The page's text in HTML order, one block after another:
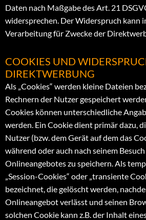
Daten nach Maßgabe des Art. 21
widersprechen. Der Widerspruch kann
Verarbeitung für Zwecke der
COOKIES UND
DIREKTWERBUNG
Als „Cookies“ werden kleine Dateien
Rechnern der Nutzer gespeichert
Cookies können unterschiedliche
werden. Ein Cookie dient primär dazu,
Nutzer (bzw. dem Gerät auf dem das
während oder auch nach seinem
Onlineangebotes zu speichern. Als
„Session-Cookies“ oder „transiente
bezeichnet, die gelöscht werden,
Onlineangebot verlässt und seinen
solchen Cookie kann z.B. der Inhalt